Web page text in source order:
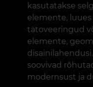
kasutatakse
elemente, luues
tätoveeringud
elemente,
soovivad
modernsust ja